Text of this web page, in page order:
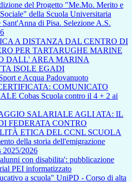
del Progetto "Me.Mo. Merito e
della Scuola Universitaria
Sant'Anna di Pisa. Selezione A.S.
A DISTANZA DAL CENTRO DI
PER TARTARUGHE MARINE
DALL' AREA MARINA
ISOLE EGADI
e Acqua Padovanuoto
COMUNICATO
Cobas Scuola contro il 4 + 2 ai
SALARIALE AGLI ATA: IL
FEDERATA CONTRO
ETICA DEL CCNL SCUOLA
della storia dell'emigrazione
2025/2026
con disabilita': pubblicazione
PEI informatizzato
a scuola" UniPD - Corso di alta